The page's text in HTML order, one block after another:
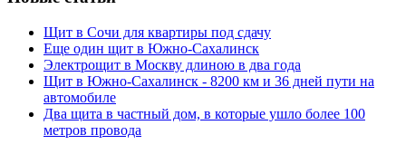
Щит в Сочи для квартиры под сдачу
Еще один щит в Южно-Сахалинск
Электрощит в Москву длиною в два года
Щит в Южно-Сахалинск - 8200 км и 36 дней пути на
автомобиле
Два щита в частный дом, в которые ушло более 100
метров провода